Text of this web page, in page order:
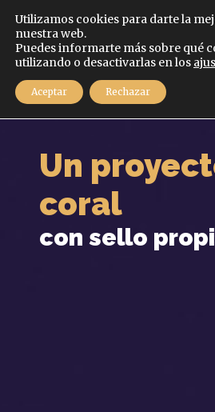
Un
coral
con sello
Utilizamos cookies para darte la
nuestra web.
Puedes informarte más sobre qué
utilizando o desactivarlas en los
Aceptar Rechazar